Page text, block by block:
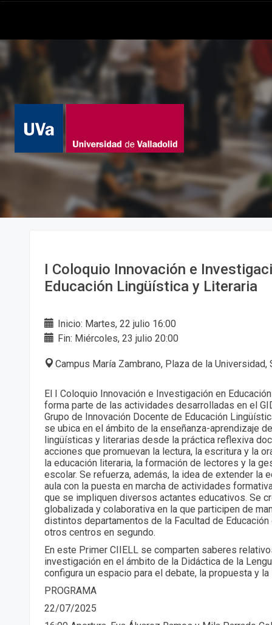
I Coloquio Innovación e
Educación Lingüística y Literaria
Inicio: Martes, 22 julio 16:00
Fin: Miércoles, 23 julio 20:00
Campus María Zambrano, Plaza de la Universidad,
El I Coloquio Innovación e Investigación en
forma parte de las actividades desarrolladas en el
Grupo de Innovación Docente de Educación
se ubica en el ámbito de la enseñanza-aprendizaje
lingüísticas y literarias desde la práctica reflexiva
acciones que promuevan la lectura, la escritura y la
la educación literaria, la formación de lectores y la
escolar. Se refuerza, además, la idea de extender la
aula con la puesta en marcha de actividades
que se impliquen diversos actantes educativos. Se
globalizada y colaborativa en la que participen de
distintos departamentos de la Facultad de
otros centros en segundo.
En este Primer CIIELL se comparten saberes
investigación en el ámbito de la Didáctica de la
configura un espacio para el debate, la propuesta y la
PROGRAMA
22/07/2025